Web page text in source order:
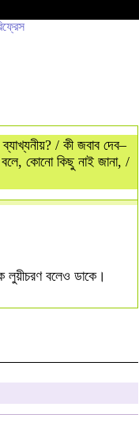
/ কী জবাব দেব–
কোনো কিছু নাই জানা, /
লুয়ীচরণ বলেও ডাকে।